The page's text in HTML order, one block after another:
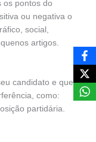
os pontos do
ou negativa o
social,
artigos.
candidato e que
como:
partidária.